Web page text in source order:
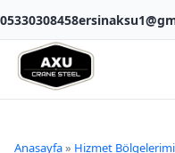
05330308458
Anasayfa» Hizmet